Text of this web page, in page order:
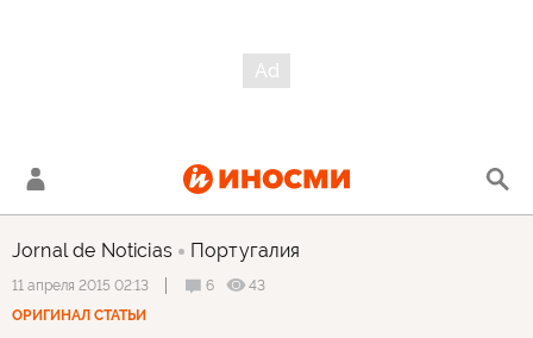
Jornal de Noticias Португалия
11 апреля 2015 02:13 6
43
ОРИГИНАЛ СТАТЬИ